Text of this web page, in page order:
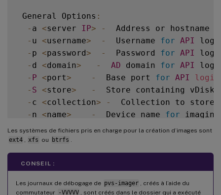
General Options :
- a <server IP> -
  Address or hostname
- u <username> -
  Username
for API
- p <password> -
  Password
for API
- d <domain> - AD domain for API
- P <port> -
  Base port
for API
login
- S <store> -
  Store containing vDisk
- c <collection> -
Collection to store
- n <name> -
  Device name
for
- v name >
  vDisk name
-s <size>
-D <sourceDev> -
  devnode to clone
-V
Les systèmes de fichiers pris en charge pour la création d’images sont
ext4 , xfs ou btrfs .
CONSEIL :
Les journaux de débogage de pvs-imager , créés à l’aide du
commutateur -VVVVV , sont créés dans le dossier qui a exécuté